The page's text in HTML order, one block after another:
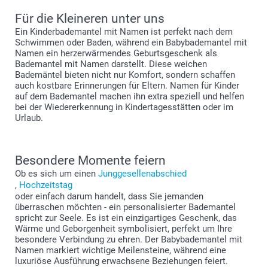
Für die Kleineren unter uns
Ein Kinderbademantel mit Namen ist perfekt nach dem
Schwimmen oder Baden, während ein Babybademantel mit
Namen ein herzerwärmendes Geburtsgeschenk als
Bademantel mit Namen darstellt. Diese weichen
Bademäntel bieten nicht nur Komfort, sondern schaffen
auch kostbare Erinnerungen für Eltern. Namen für Kinder
auf dem Bademantel machen ihn extra speziell und helfen
bei der Wiedererkennung in Kindertagesstätten oder im
Urlaub.
Besondere Momente feiern
Ob es sich um einen Junggesellenabschied
, Hochzeitstag
oder einfach darum handelt, dass Sie jemanden
überraschen möchten - ein personalisierter Bademantel
spricht zur Seele. Es ist ein einzigartiges Geschenk, das
Wärme und Geborgenheit symbolisiert, perfekt um Ihre
besondere Verbindung zu ehren. Der Babybademantel mit
Namen markiert wichtige Meilensteine, während eine
luxuriöse Ausführung erwachsene Beziehungen feiert.